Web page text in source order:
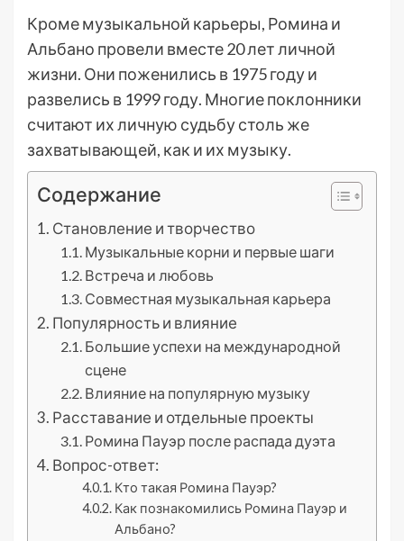
Кроме музыкальной карьеры, Ромина и
Альбано провели вместе 20 лет личной
жизни. Они поженились в 1975 году и
развелись в 1999 году. Многие поклонники
считают их личную судьбу столь же
захватывающей, как и их музыку.
Содержание
Становление и творчество
Музыкальные корни и первые шаги
Встреча и любовь
Совместная музыкальная карьера
Популярность и влияние
Большие успехи на международной
сцене
Влияние на популярную музыку
Расставание и отдельные проекты
Ромина Пауэр после распада дуэта
Вопрос-ответ:
Кто такая Ромина Пауэр?
Как познакомились Ромина Пауэр и
Альбано?